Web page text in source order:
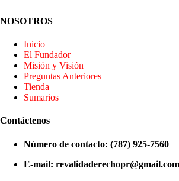
NOSOTROS
Inicio
El Fundador
Misión y Visión
Preguntas Anteriores
Tienda
Sumarios
Contáctenos
Número de contacto: (787) 925-7560
E-mail: revalidaderechopr@gmail.com